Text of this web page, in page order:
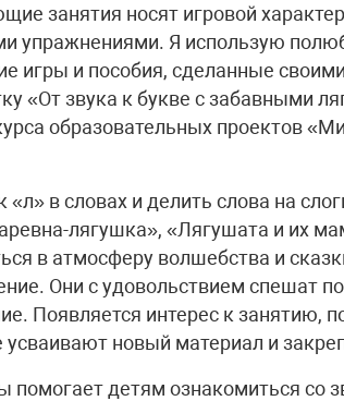
занятия носят игровой
упражнениями. Я использую
игры и пособия, сделанные
«От звука к букве с забавными
образовательных проектов
в словах и делить слова на
лягушка», «Лягушата и их
в атмосферу волшебства и
Они с удовольствием спешат
Появляется интерес к занятию,
новый материал и
помогает детям ознакомиться со